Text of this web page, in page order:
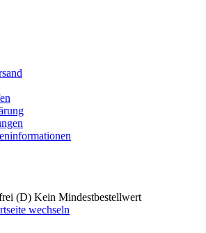
(D) Kein Mindestbestellwert